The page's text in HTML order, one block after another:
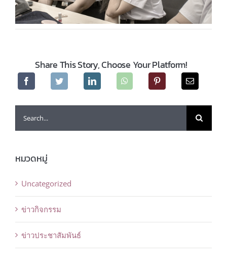
Share This Story, Choose Your Platform!
for:
หมวดหมู่
Uncategorized
ข่าวกิจกรรม
ข่าวประชาสัมพันธ์